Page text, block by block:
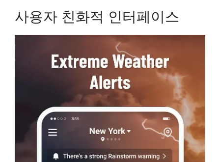
사용자 친화적 인터페이스